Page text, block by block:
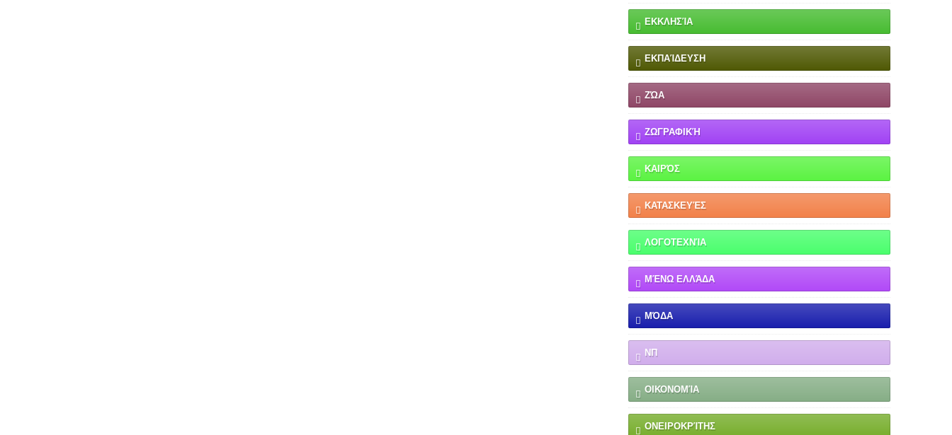
ΕΚΚΛΗΣΊΑ
ΕΚΠΑΊΔΕΥΣΗ
ΖΏΑ
ΖΩΓΡΑΦΙΚΉ
ΚΑΙΡΌΣ
ΚΑΤΑΣΚΕΥΈΣ
ΛΟΓΟΤΕΧΝΊΑ
ΜΈΝΩ ΕΛΛΆΔΑ
ΜΌΔΑ
ΝΠ
ΟΙΚΟΝΟΜΊΑ
ΟΝΕΙΡΟΚΡΊΤΗΣ